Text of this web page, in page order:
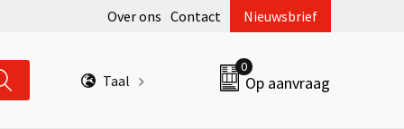
Over ons Contact Nieuwsbrief
Taal
0
Op aanvraag